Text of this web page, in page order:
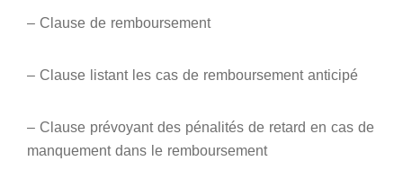
– Clause de remboursement
– Clause listant les cas de remboursement anticipé
– Clause prévoyant des pénalités de retard en cas de
manquement dans le remboursement